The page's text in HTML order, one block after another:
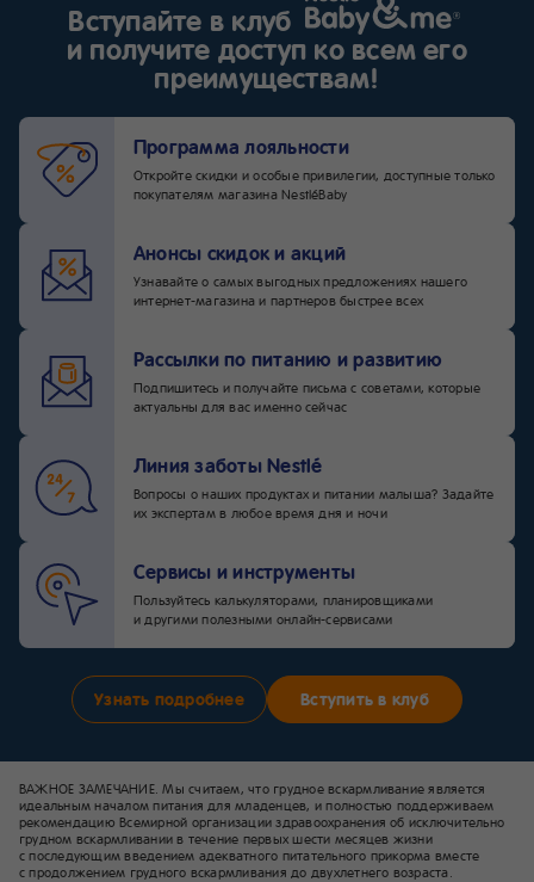
до двух недель.
Вступайте в клуб
и получите доступ ко всем его
преимуществам!
Программа лояльности
Откройте скидки и особые привилегии, доступные только
покупателям магазина NestléBaby
Анонсы скидок и акций
Узнавайте о самых выгодных предложениях нашего
интернет-магазина и партнеров быстрее всех
Рассылки по питанию и развитию
Подпишитесь и получайте письма с советами, которые
актуальны для вас именно сейчас
Линия заботы Nestlé
Вопросы о наших продуктах и питании малыша? Задайте
их экспертам в любое время дня и ночи
Сервисы и инструменты
Пользуйтесь калькуляторами, планировщиками
и другими полезными онлайн-сервисами
Узнать подробнее Вступить в клуб
ВАЖНОЕ ЗАМЕЧАНИЕ. Мы считаем, что грудное вскармливание является
идеальным началом питания для младенцев, и полностью поддерживаем
рекомендацию Всемирной организации здравоохранения об исключительно
грудном вскармливании в течение первых шести месяцев жизни
с последующим введением адекватного питательного прикорма вместе
с продолжением грудного вскармливания до двухлетнего возраста.